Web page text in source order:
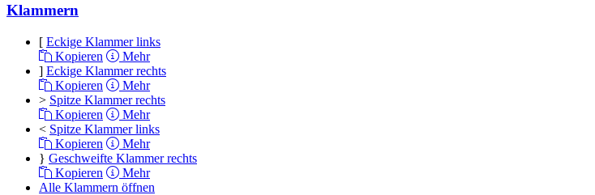
Klammern
[ Eckige Klammer links
Kopieren
Mehr
] Eckige Klammer rechts
Kopieren
Mehr
> Spitze Klammer rechts
Kopieren
Mehr
< Spitze Klammer links
Kopieren
Mehr
} Geschweifte Klammer rechts
Kopieren
Mehr
Alle Klammern öffnen